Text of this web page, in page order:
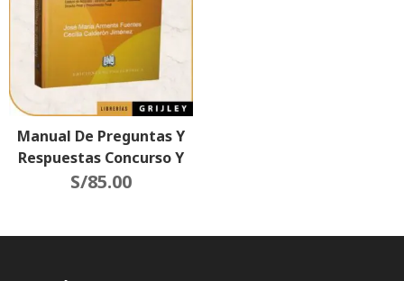
Manual De Preguntas Y
Respuestas Concurso Y
Preparatorios
S/85.00